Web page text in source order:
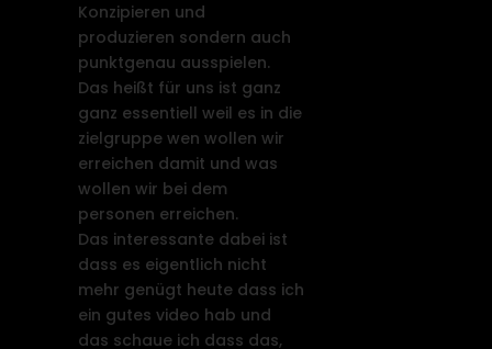
Konzipieren und
produzieren sondern auch
punktgenau ausspielen.
Das heißt für uns ist ganz
ganz essentiell weil es in die
zielgruppe wen wollen wir
erreichen damit und was
wollen wir bei dem
personen erreichen.
Das interessante dabei ist
dass es eigentlich nicht
mehr genügt heute dass ich
ein gutes video hab und
das schaue ich dass das,